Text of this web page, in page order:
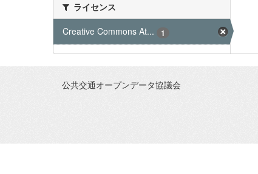
ライセンス
Creative Commons At...
1
公共交通オープンデータ協議会